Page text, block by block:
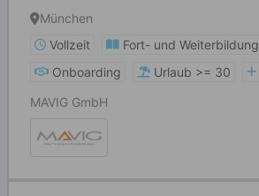
München
Vollzeit
Fort- und Weiterbildung
Onboarding
Urlaub >= 30
MAVIG GmbH